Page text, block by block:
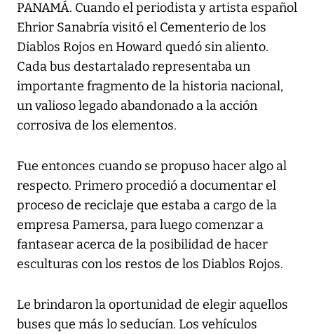
PANAMÁ. Cuando el periodista y artista español
Ehrior Sanabría visitó el Cementerio de los
Diablos Rojos en Howard quedó sin aliento.
Cada bus destartalado representaba un
importante fragmento de la historia nacional,
un valioso legado abandonado a la acción
corrosiva de los elementos.
Fue entonces cuando se propuso hacer algo al
respecto. Primero procedió a documentar el
proceso de reciclaje que estaba a cargo de la
empresa Pamersa, para luego comenzar a
fantasear acerca de la posibilidad de hacer
esculturas con los restos de los Diablos Rojos.
Le brindaron la oportunidad de elegir aquellos
buses que más lo seducían. Los vehículos